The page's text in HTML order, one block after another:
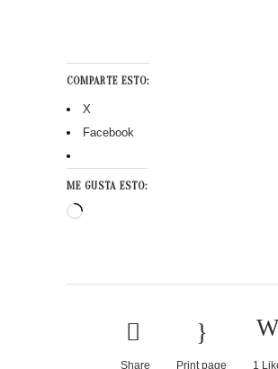
COMPARTE ESTO:
X
Facebook
ME GUSTA ESTO:
Cargando...
Share Print page 1